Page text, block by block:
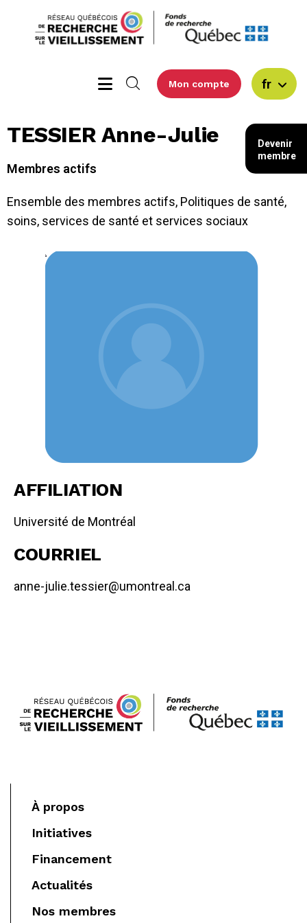
Mon compte fr
TESSIER Anne-Julie
Membres actifs
Ensemble des membres actifs, Politiques de santé,
soins, services de santé et services sociaux
AFFILIATION
Université de Montréal
COURRIEL
anne-julie.tessier@umontreal.ca
À propos
Initiatives
Financement
Actualités
Nos membres
Devenir
membre